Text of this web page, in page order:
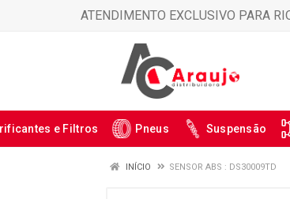
ATENDIMENTO EXCLUSIVO PARA
e Filtros Pneus Suspensão
INÍCIO SENSOR ABS : DS30009TD